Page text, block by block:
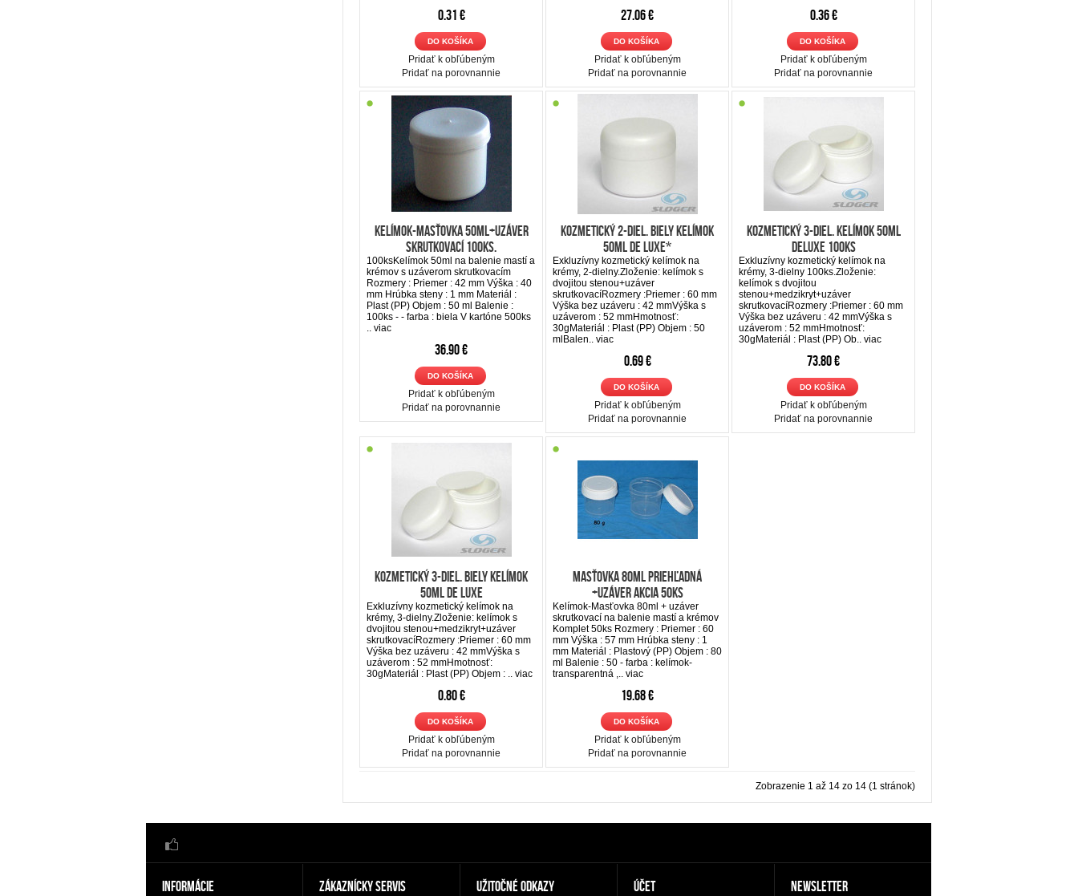
0.31 €
DO KOŠÍKA
Pridať k obľúbeným
Pridať na porovnannie
27.06 €
DO KOŠÍKA
Pridať k obľúbeným
Pridať na porovnannie
0.36 €
DO KOŠÍKA
Pridať k obľúbeným
Pridať na porovnannie
Kelímok-Masťovka 50ml+uzáver
skrutkovací 100ks.
100ksKelímok 50ml na balenie mastí a
krémov s uzáverom skrutkovacím
Rozmery : Priemer : 42 mm Výška : 40
mm Hrúbka steny : 1 mm Materiál :
Plast (PP) Objem : 50 ml Balenie :
100ks - - farba : biela V kartóne 500ks
viac
36.90 €
DO KOŠÍKA
Pridať k obľúbeným
Pridať na porovnannie
Kozmetický 2-diel. biely kelímok
50ml De LUXE*
Exkluzívny kozmetický kelímok na
krémy, 2-dielny.Zloženie: kelímok s
dvojitou stenou+uzáver
skrutkovacíRozmery :Priemer : 60 mm
Výška bez uzáveru : 42 mmVýška s
uzáverom : 52 mmHmotnosť:
30gMateriál : Plast (PP) Objem : 50
mlBalen.. viac
0.69 €
DO KOŠÍKA
Pridať k obľúbeným
Pridať na porovnannie
Kozmetický 3-diel. kelímok 50ml
DeLUXE 100ks
Exkluzívny kozmetický kelímok na
krémy, 3-dielny 100ks.Zloženie:
kelímok s dvojitou
stenou+medzikryt+uzáver
skrutkovacíRozmery :Priemer : 60 mm
Výška bez uzáveru : 42 mmVýška s
uzáverom : 52 mmHmotnosť:
30gMateriál : Plast (PP) Ob.. viac
73.80 €
DO KOŠÍKA
Pridať k obľúbeným
Pridať na porovnannie
Kozmetický 3-diel. biely kelímok
50ml De LUXE
Exkluzívny kozmetický kelímok na
krémy, 3-dielny.Zloženie: kelímok s
dvojitou stenou+medzikryt+uzáver
skrutkovacíRozmery :Priemer : 60 mm
Výška bez uzáveru : 42 mmVýška s
uzáverom : 52 mmHmotnosť:
30gMateriál : Plast (PP) Objem : .. viac
0.80 €
DO KOŠÍKA
Pridať k obľúbeným
Pridať na porovnannie
Masťovka 80ml priehľadná
+uzáver Akcia 50ks
Kelímok-Masťovka 80ml + uzáver
skrutkovací na balenie mastí a krémov
Komplet 50ks Rozmery : Priemer : 60
mm Výška : 57 mm Hrúbka steny : 1
mm Materiál : Plastový (PP) Objem : 80
ml Balenie : 50 - farba : kelímok-
transparentná ,.. viac
19.68 €
DO KOŠÍKA
Pridať k obľúbeným
Pridať na porovnannie
Zobrazenie 1 až 14 zo 14 (1 stránok)
INFORMÁCIE ZÁKAZNÍCKY SERVIS UŽITOČNÉ ODKAZY ÚČET NEWSLETTER